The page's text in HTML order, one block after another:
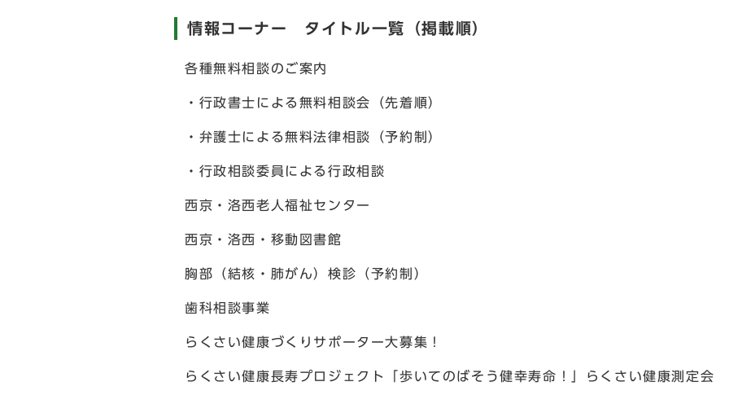
情報コーナー タイトル一覧（掲載順）
各種無料相談のご案内
・行政書士による無料相談会（先着順）
・弁護士による無料法律相談（予約制）
・行政相談委員による行政相談
西京・洛西老人福祉センター
西京・洛西・移動図書館
胸部（結核・肺がん）検診（予約制）
歯科相談事業
らくさい健康づくりサポーター大募集！
らくさい健康長寿プロジェクト「歩いてのばそう健幸寿命！」らくさい健康測定会